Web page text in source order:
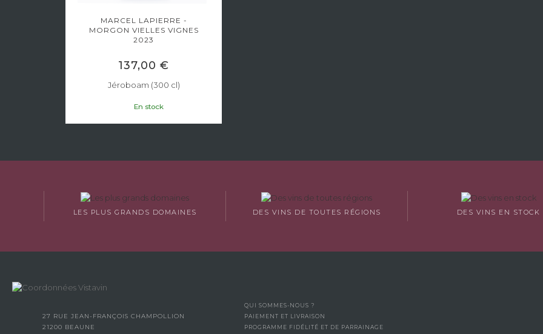
MARCEL LAPIERRE -
MORGON VIELLES VIGNES
2023
137,00 €
Jéroboam (300 cl)
En stock
LES PLUS GRANDS DOMAINES DES VINS DE TOUTES RÉGIONS DES VINS EN STOCK
27 RUE JEAN-FRANÇOIS CHAMPOLLION
21200 BEAUNE
QUI SOMMES-NOUS ?
PAIEMENT ET LIVRAISON
PROGRAMME FIDÉLITÉ ET DE PARRAINAGE